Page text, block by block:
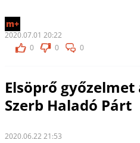
m+
2020.07.01 20:22
0
0 0
Elsöprő
Szerb Haladó Párt
2020.06.22 21:53